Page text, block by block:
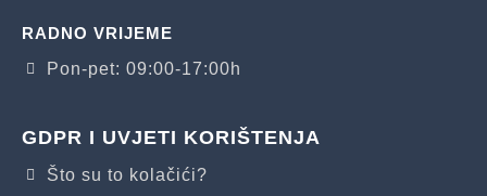
RADNO VRIJEME
Pon-pet: 09:00-17:00h
GDPR I UVJETI KORIŠTENJA
Što su to kolačići?